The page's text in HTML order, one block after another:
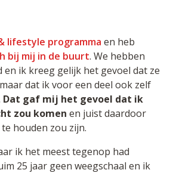
lifestyle programma en heb
bij mij in de buurt. We hebben
ik kreeg gelijk het gevoel dat ze
dat ik voor een deel ook zelf
Dat gaf mij het gevoel dat ik
zou komen en juist daardoor
houden zou zijn.
ik het meest tegenop had
25 jaar geen weegschaal en ik